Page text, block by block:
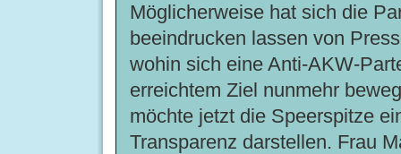
Möglicherweise hat sich die
beeindrucken lassen von
wohin sich eine Anti-AKW-
erreichtem Ziel nunmehr
möchte jetzt die Speerspitze
Transparenz darstellen. Frau